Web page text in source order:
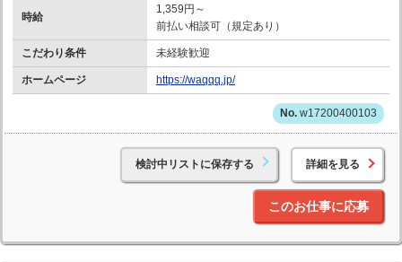
時給
1,359円～
前払い相談可（規定あり）
こだわり条件 未経験歓迎
ホームページ https://waqqq.jp/
w17200400103
検討中リストに保存する 詳細を見る
このお仕事に応募